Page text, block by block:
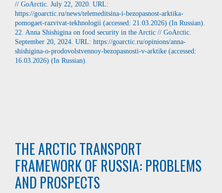
// GoArctic. July 22, 2020. URL:
https://goarctic.ru/news/telemeditsina-i-bezopasnost-arktika-
pomogaet-razvivat-tekhnologii (accessed: 21.03.2026) (In Russian).
22. Anna Shishigina on food security in the Arctic // GoArctic.
September 20, 2024. URL: https://goarctic.ru/opinions/anna-
shishigina-o-prodovolstvennoy-bezopasnosti-v-arktike (accessed:
16.03.2026) (In Russian).
THE ARCTIC TRANSPORT
FRAMEWORK OF RUSSIA: PROBLEMS
AND PROSPECTS